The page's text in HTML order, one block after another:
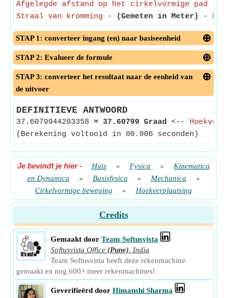
Afgelegde afstand op het cirkelvormige pad
Straal van kromming - (Gemeten in Meter) -
STAP 1: converteer ingang (en) naar basiseenheid
STAP 2: Evalueer de formule
STAP 3: converteer het resultaat naar de eenheid van
de uitvoer
DEFINITIEVE ANTWOORD
37.6079944293358 ≈ 37.60799 Graad <--
(Berekening voltooid in 00.006 seconden)
Je bevindt je hier- Huis » Fysica »
Kinematica
en Dynamica
» Basisfysica » Mechanica
»
Cirkelvormige beweging
» Hoekverplaatsing
Credits
Gemaakt door Team Softusvista
Softusvista Office (Pune)
India
Team Softusvista heeft deze rekenmachine
gemaakt en nog 600+ meer rekenmachines!
Geverifieërd door Himanshi Sharma